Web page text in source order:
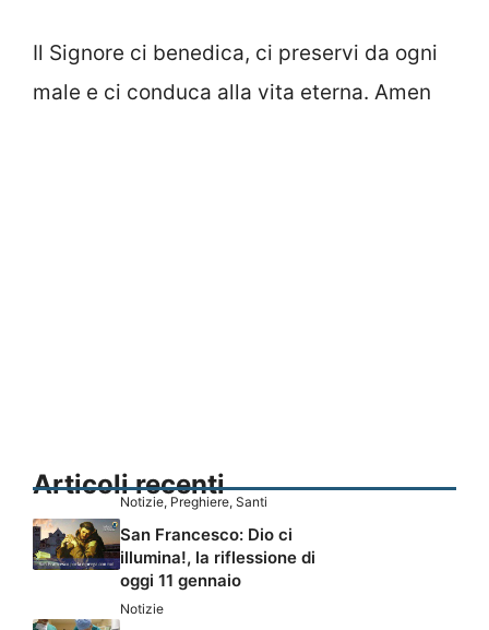
Il Signore ci benedica, ci preservi da ogni
male e ci conduca alla vita eterna. Amen
Articoli recenti
Notizie, Preghiere, Santi
San Francesco: Dio ci
illumina!, la riflessione di
oggi 11 gennaio
Notizie